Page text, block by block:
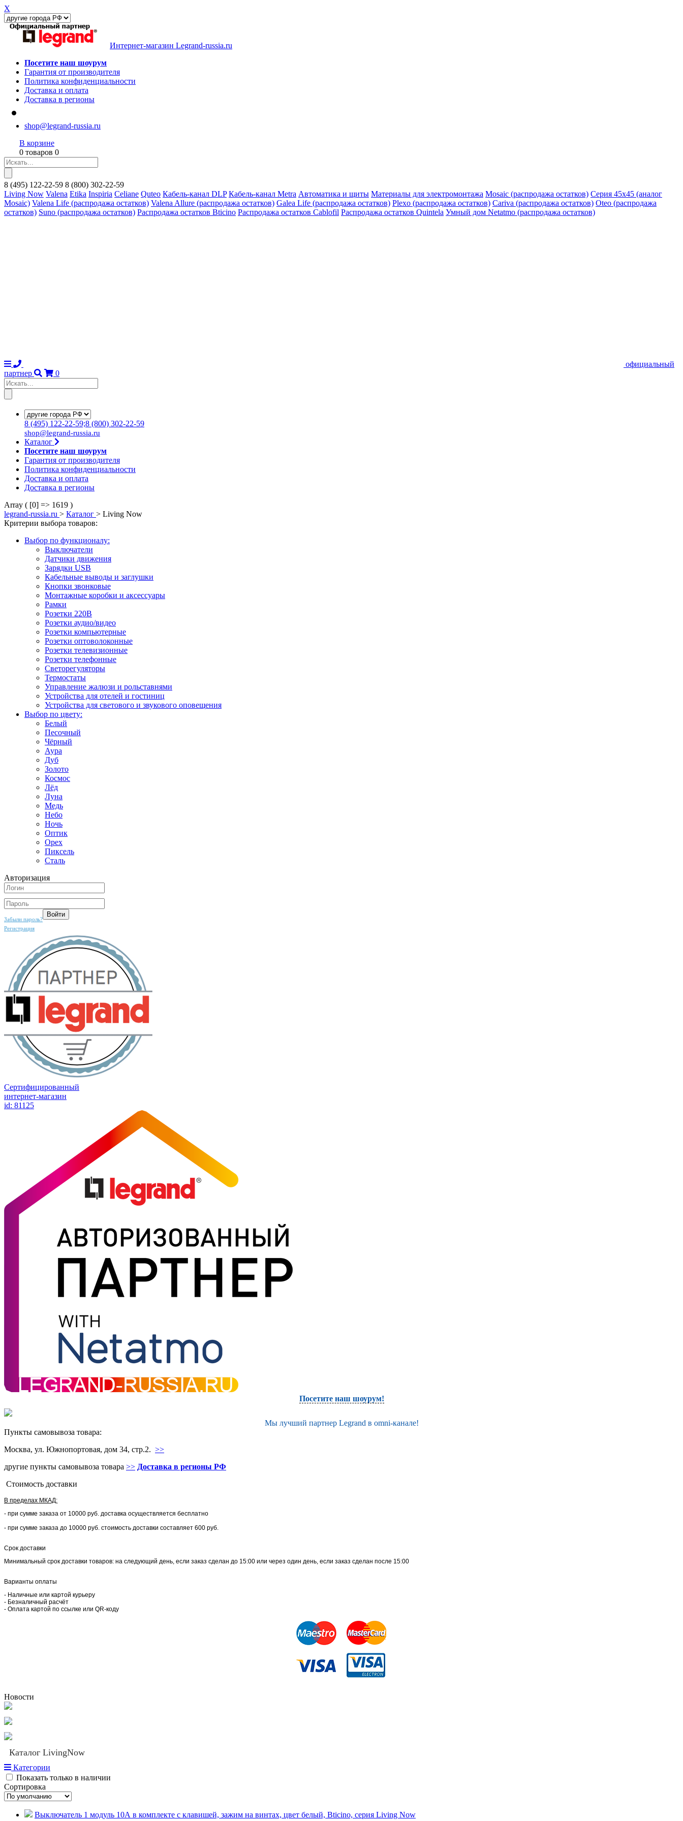
X
Интернет-магазин Legrand-russia.ru
Посетите наш шоурум
Гарантия от производителя
Политика конфиденциальности
Доставка и оплата
Доставка в регионы
shop@legrand-russia.ru
В корзине
0 товаров 0
8 (495) 122-22-59 8 (800) 302-22-59
Living Now Valena Etika Inspiria Celiane Quteo Кабель-канал DLP Кабель-канал Metra Автоматика и щиты Материалы для электромонтажа Mosaic (распродажа остатков) Серия 45х45 (аналог
Mosaic) Valena Life (распродажа остатков) Valena Allure (распродажа остатков) Galea Life (распродажа остатков) Plexo (распродажа остатков) Cariva (распродажа остатков) Oteo (распродажа
остатков) Suno (распродажа остатков) Распродажа остатков Bticino Распродажа остатков Cablofil Распродажа остатков Quintela Умный дом Netatmo (распродажа остатков)
официальный
партнер
0
8 (495) 122-22-59;8 (800) 302-22-59
shop@legrand-russia.ru
Каталог
Посетите наш шоурум
Гарантия от производителя
Политика конфиденциальности
Доставка и оплата
Доставка в регионы
Array ( [0] => 1619 )
legrand-russia.ru > Каталог > Living Now
Критерии выбора товаров:
Выбор по функционалу:
Выключатели
Датчики движения
Зарядки USB
Кабельные выводы и заглушки
Кнопки звонковые
Монтажные коробки и аксессуары
Рамки
Розетки 220В
Розетки аудио/видео
Розетки компьютерные
Розетки оптоволоконные
Розетки телевизионные
Розетки телефонные
Светорегуляторы
Термостаты
Управление жалюзи и рольставнями
Устройства для отелей и гостиниц
Устройства для светового и звукового оповещения
Выбор по цвету:
Белый
Песочный
Чёрный
Аура
Дуб
Золото
Космос
Лёд
Луна
Медь
Небо
Ночь
Оптик
Орех
Пиксель
Сталь
Авторизация
Забыли пароль?
Регистрация
Сертифицированный
интернет-магазин
id: 81125
Посетите наш шоурум!
Мы лучший партнер Legrand в omni-канале!
Пункты самовывоза товара:
Москва, ул. Южнопортовая, дом 34, стр.2. >>
другие пункты самовывоза товара >> Доставка в регионы РФ
Стоимость доставки
В пределах МКАД:
- при сумме заказа от 10000 руб. доставка осуществляется бесплатно
- при сумме заказа до 10000 руб. стоимость доставки составляет 600 руб.
Срок доставки
Минимальный срок доставки товаров: на следующий день, если заказ сделан до 15:00 или через один день, если заказ сделан после 15:00
Варианты оплаты
- Наличные или картой курьеру
- Безналичный расчёт
- Оплата картой по ссылке или QR-коду
Новости
Каталог LivingNow
Категории
Показать только в наличии
Сортировка
Выключатель 1 модуль 10А в комплекте с клавишей, зажим на винтах, цвет белый, Bticino, серия Living Now